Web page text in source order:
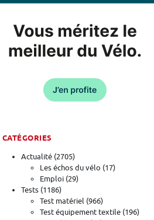
CATÉGORIES
Actualité (2705)
Les échos du vélo (17)
Emploi (29)
Tests (1186)
Test matériel (966)
Test équipement textile (196)